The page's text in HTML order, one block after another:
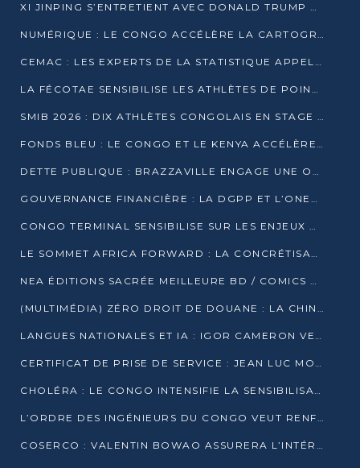
XI JINPING S’ENTRETIENT AVEC DONALD TRUMP À BEIJING
NUMÉRIQUE : LE CONGO ACCÉLÈRE LA CARTOGRAPHIE DE SES INFRASTRUCTURES DIGITALES
CEMAC : LES EXPERTS DE LA STATISTIQUE APPELLENT À RENFORCER LA SÉCURISATION DES DONNÉES
LA FÉCOTAE SENSIBILISE LES ATHLÈTES DE POINTE-NOIRE À L’HYGIÈNE ALIMENTA
SMIB 2026 : DIX ATHLÈTES CONGOLAIS EN STAGE AU KENYA
FONDS BLEU : LE CONGO ET LE KENYA ACCÉLÈRENT LA MOBILISATION DES FINANCEMENTS
DETTE PUBLIQUE : BRAZZAVILLE ENGAGE UNE OPÉRATION DE RACHAT DE 575 MILLIONS DE DOLLARS
GOUVERNANCE FINANCIÈRE : LA DGPP ET L’ONEC-C VERS UN PARTENARIAT POUR ASSAINIR LES ENTREPRISES PUBLIQUES
CONGO TERMINAL SENSIBILISE SUR LES ENJEUX DE LA SANTÉ MENTALE EN
LE SOMMET AFRICA FORWARD : LA CONCRÉTISATION DE PARTENARIATS ÉQUILIBRÉS ET TOURNÉS VERS L’AVENIR ENTRE LE CONTINENT AFRICAIN ET LA FRANCE
NEA ÉDITIONS SACRÉE MEILLEURE BD / COMICS D’AFRIQUE AU KENYA
(MULTIMÉDIA) ZÉRO DROIT DE DOUANE : LA CHINE ET L’AFRIQUE VERS UNE PROXIMITÉ SANS PRÉCÉDENT (PAPIER GÉNÉRAL)
LANGUES NATIONALES ET IA : IGOR CAMERON VEUT ARRIMER LA STRATÉGIE IA À LA LOI SUR LA RECHERCHE
CERTIFICAT DE PRISE DE SERVICE : JEAN LUC MOUTHOU DÉMENT UNE « FAKE NEWS »
CHOLÉRA : LE CONGO INTENSIFIE LA SENSIBILISATION AU MARCHÉ DE TALANGAÏ
L’ORDRE DES INGÉNIEURS DU CONGO VEUT RENFORCER L’ÉTHIQUE ET LA CRÉDIBILITÉ DE LA PROFESSION
COSERCO : VALENTIN BOWAO ASSURERA L’INTÉRIM À LA TÊTE DU BUREAU EXÉCUTIF NATIONAL